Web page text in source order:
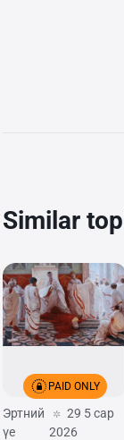
Similar
PAID ONLY
Эртний
үе
29 5 сар
2026